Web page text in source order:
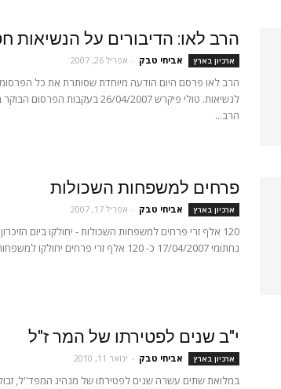
הרב לאו: הדיבורים על הנשיאות
ארכיון בארץ אביחי טבק - אפריל 26, 2007
הרב לאו פרסם היום הודעה מיוחדת שסותרת את כל
לנשיאות. טולי פיקרש 26/04/2007
הרב...
פרחים למשפחות השכולות
ארכיון בארץ אביחי טבק - אפריל 17, 2007
120 אלף זרי פרחים למשפחות השכולות - יחולקו ביום
נחתומי 17/04/2007 כ- 120 אלף זרי פרחים יחולקו למשפחות השכולות, ביום הזיכרון...
י"ב שנים לפטירתו של המר ז"ל
ארכיון בארץ אביחי טבק - ינואר 11, 2010
במלואת שתים עשרה שנים לפטירתו של מנהיג המפד''ל,